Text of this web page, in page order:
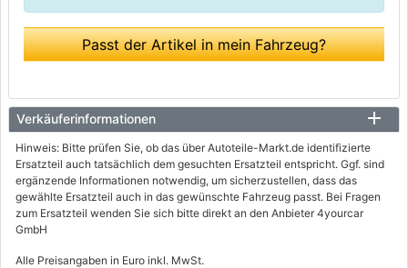
Passt der Artikel in mein Fahrzeug?
Verkäuferinformationen
Hinweis: Bitte prüfen Sie, ob das über Autoteile-Markt.de identifizierte
Ersatzteil auch tatsächlich dem gesuchten Ersatzteil entspricht. Ggf. sind
ergänzende Informationen notwendig, um sicherzustellen, dass das
gewählte Ersatzteil auch in das gewünschte Fahrzeug passt. Bei Fragen
zum Ersatzteil wenden Sie sich bitte direkt an den Anbieter 4yourcar
GmbH
Alle Preisangaben in Euro inkl. MwSt.